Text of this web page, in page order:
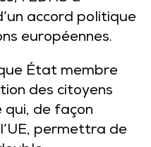
accord politique
européennes.
État membre
des citoyens
qui, de façon
permettra de